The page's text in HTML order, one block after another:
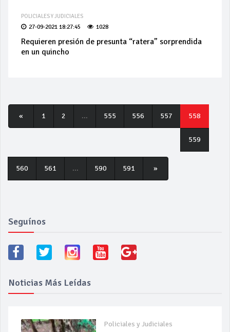
POLICIALES Y JUDICIALES
27-09-2021 18:27:45 1028
Requieren presión de presunta “ratera” sorprendida
en un quincho
« 1 2 ... 555 556 557 558
559
560 561 ... 590 591 »
Seguínos
Noticias Más Leídas
Policiales y Judiciales